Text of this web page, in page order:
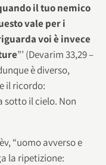
il tuo nemico
vale per i
voi è invece
”’ (Devarim 33,29 –
è diverso,
il ricordo:
sotto il cielo. Non
“uomo avverso e
la ripetizione: